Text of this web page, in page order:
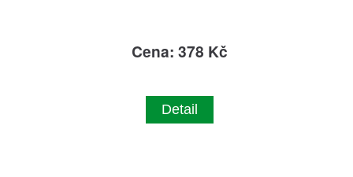
Cena: 378 Kč
Detail